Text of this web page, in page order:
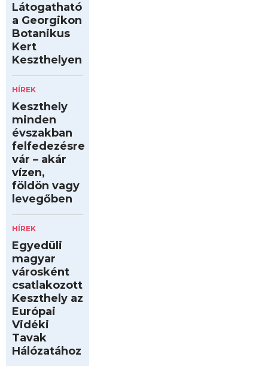
Látogatható
a Georgikon
Botanikus
Kert
Keszthelyen
HÍREK
Keszthely
minden
évszakban
felfedezésre
vár – akár
vízen,
földön vagy
levegőben
HÍREK
Egyedüli
magyar
városként
csatlakozott
Keszthely az
Európai
Vidéki
Tavak
Hálózatához